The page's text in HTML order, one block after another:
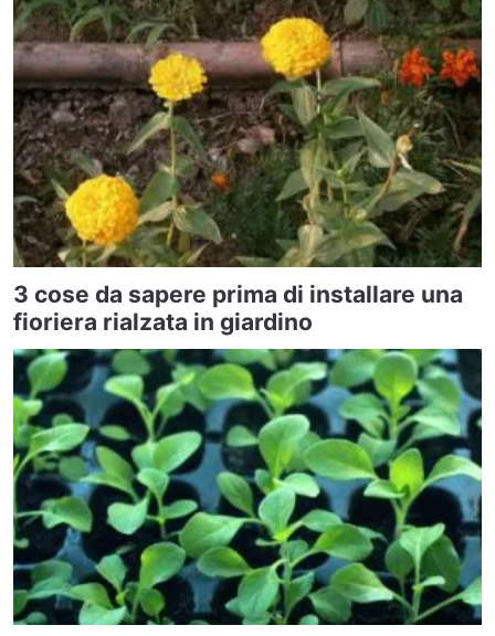
3 cose da sapere prima di installare una
fioriera rialzata in giardino